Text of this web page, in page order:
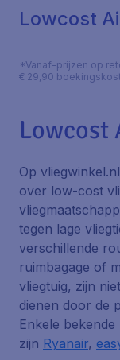
Lowcost
*Vanaf-prijzen op
€ 29,90
Lowcost
Op
over low-cost
tegen lage
verschillende
ruimbagage of
vliegtuig, zijn
dienen door de
Enkele
zijn Ryanair,